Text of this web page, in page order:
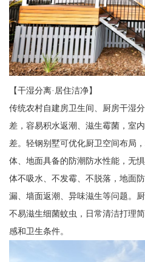
【干湿分离·居住洁净】
传统农村自建房卫生间、厨房干湿
差，容易积水返潮、滋生霉菌，室
差。轻钢别墅可优化厨卫空间布局
体、地面具备的防潮防水性能，无
体不吸水、不发霉、不脱落，地面
漏、墙面返潮、异味滋生等问题。
不易滋生细菌蚊虫，日常清洁打理
感和卫生条件。